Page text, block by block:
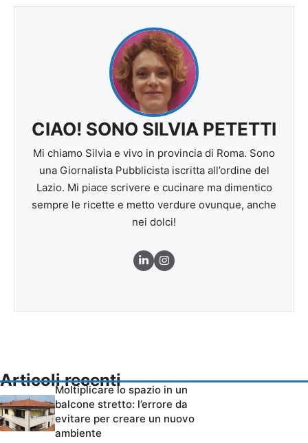
CIAO! SONO SILVIA PETETTI
Mi chiamo Silvia e vivo in provincia di Roma. Sono
una Giornalista Pubblicista iscritta all’ordine del
Lazio. Mi piace scrivere e cucinare ma dimentico
sempre le ricette e metto verdure ovunque, anche
nei dolci!
Articoli recenti
Moltiplicare lo spazio in un
balcone stretto: l’errore da
evitare per creare un nuovo
ambiente